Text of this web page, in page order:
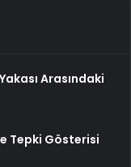
Arasındaki
Tepki Gösterisi